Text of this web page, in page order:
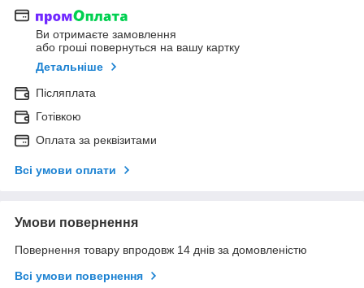
Ви отримаєте замовлення
або гроші повернуться на вашу картку
Детальніше
Післяплата
Готівкою
Оплата за реквізитами
Всі умови оплати
Умови повернення
Повернення товару впродовж 14 днів за домовленістю
Всі умови повернення